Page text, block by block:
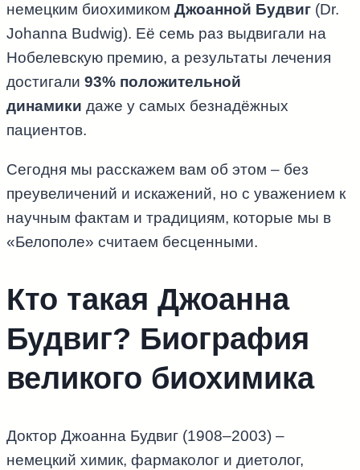
немецким биохимиком Джоанной Будвиг (Dr.
Johanna Budwig). Её семь раз выдвигали на
Нобелевскую премию, а результаты лечения
достигали 93% положительной
динамики даже у самых безнадёжных
пациентов.
Сегодня мы расскажем вам об этом – без
преувеличений и искажений, но с уважением к
научным фактам и традициям, которые мы в
«Белополе» считаем бесценными.
Кто такая Джоанна
Будвиг? Биография
великого биохимика
Доктор Джоанна Будвиг (1908–2003) –
немецкий химик, фармаколог и диетолог,